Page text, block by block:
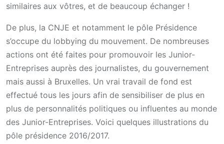
similaires aux vôtres, et de beaucoup échanger !
De plus, la CNJE et notamment le pôle Présidence
s’occupe du lobbying du mouvement. De nombreuses
actions ont été faites pour promouvoir les Junior-
Entreprises auprès des journalistes, du gouvernement
mais aussi à Bruxelles. Un vrai travail de fond est
effectué tous les jours afin de sensibiliser de plus en
plus de personnalités politiques ou influentes au monde
des Junior-Entreprises. Voici quelques illustrations du
pôle présidence 2016/2017.